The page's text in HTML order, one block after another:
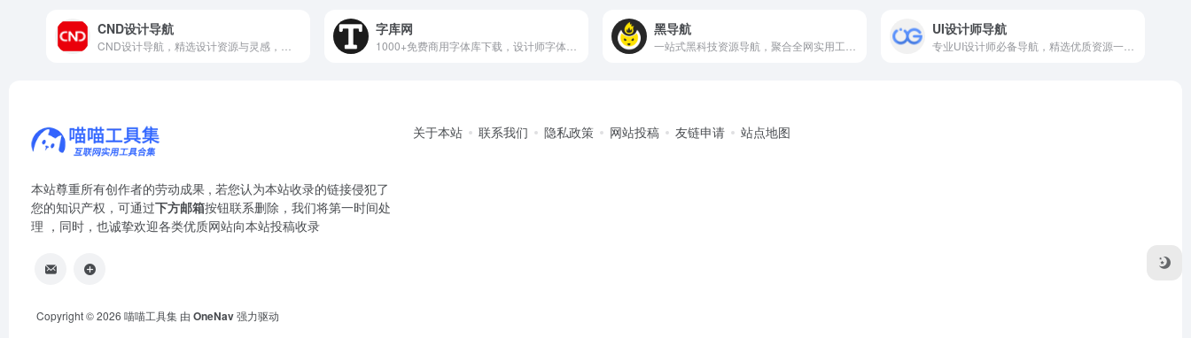
CND设计导航 字库网 黑导航 UI设计师导航
本站尊重所有创作者的劳动成果 , 若您认为本站收录的链接侵犯了
您的知识产权，可通过下方邮箱按钮联系删除，我们将第一时间处
理 ，同时，也诚挚欢迎各类优质网站向本站投稿收录
关于本站 联系我们 隐私政策 网站投稿 友链申请 站点地图
Copyright © 2026 喵喵工具集 由 OneNav强力驱动